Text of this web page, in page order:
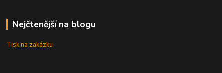
Nejčtenější na blogu
Tisk na zakázku